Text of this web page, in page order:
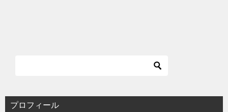
プロフィール